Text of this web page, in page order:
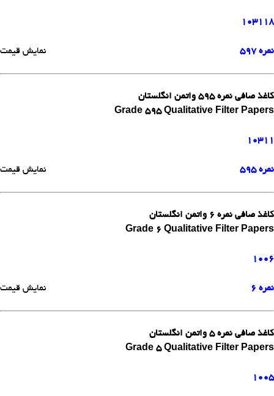
103118
نمره 597 نمایش قیمت
کاغذ صافی نمره 595 واتمن انگلستان
Grade 595 Qualitative Filter Papers
10311
نمره 595 نمایش قیمت
کاغذ صافی نمره 6 واتمن انگلستان
Grade 6 Qualitative Filter Papers
1006
نمره 6 نمایش قیمت
کاغذ صافی نمره 5 واتمن انگلستان
Grade 5 Qualitative Filter Papers
1005